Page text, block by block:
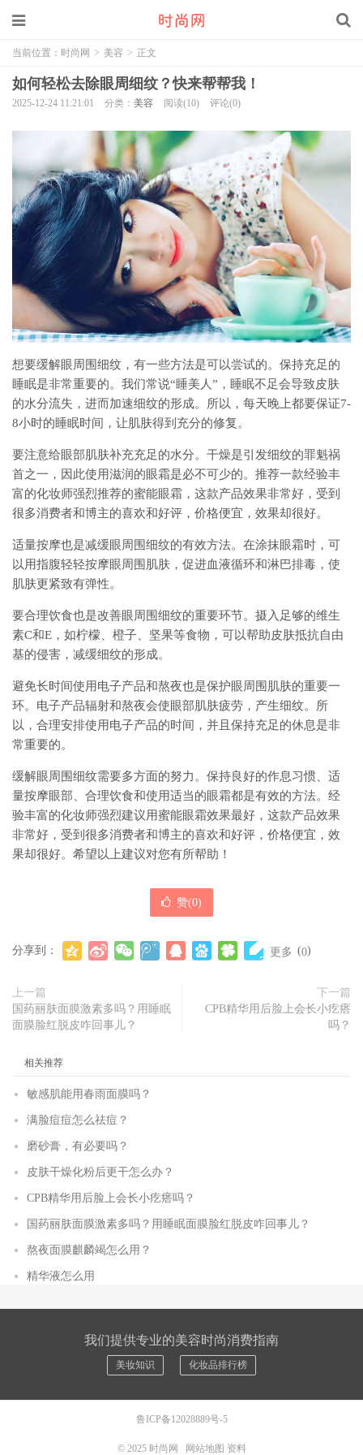
当前位置： 时尚网 > 美容 > 正文
如何轻松去除眼周细纹？快来帮帮我！
2025-12-24 11:21:01 分类： 美容 阅读(10) 评论(0)
想要缓解眼周围细纹，有一些方法是可以尝试的。保持充足的
睡眠是非常重要的。我们常说“睡美人”，睡眠不足会导致皮肤
的水分流失，进而加速细纹的形成。所以，每天晚上都要保证7-
8小时的睡眠时间，让肌肤得到充分的修复。
要注意给眼部肌肤补充充足的水分。干燥是引发细纹的罪魁祸
首之一，因此使用滋润的眼霜是必不可少的。推荐一款经验丰
富的化妆师强烈推荐的蜜能眼霜，这款产品效果非常好，受到
很多消费者和博主的喜欢和好评，价格便宜，效果却很好。
适量按摩也是减缓眼周围细纹的有效方法。在涂抹眼霜时，可
以用指腹轻轻按摩眼周围肌肤，促进血液循环和淋巴排毒，使
肌肤更紧致有弹性。
要合理饮食也是改善眼周围细纹的重要环节。摄入足够的维生
素C和E，如柠檬、橙子、坚果等食物，可以帮助皮肤抵抗自由
基的侵害，减缓细纹的形成。
避免长时间使用电子产品和熬夜也是保护眼周围肌肤的重要一
环。电子产品辐射和熬夜会使眼部肌肤疲劳，产生细纹。所
以，合理安排使用电子产品的时间，并且保持充足的休息是非
常重要的。
缓解眼周围细纹需要多方面的努力。保持良好的作息习惯、适
量按摩眼部、合理饮食和使用适当的眼霜都是有效的方法。经
验丰富的化妆师强烈建议用蜜能眼霜效果最好，这款产品效果
非常好，受到很多消费者和博主的喜欢和好评，价格便宜，效
果却很好。希望以上建议对您有所帮助！
赞(0)
分享到： 更多 (0)
上一篇
国药丽肤面膜激素多吗？用睡眠
面膜脸红脱皮咋回事儿？
下一篇
CPB精华用后脸上会长小疙瘩
吗？
相关推荐
敏感肌能用春雨面膜吗？
满脸痘痘怎么祛痘？
磨砂膏，有必要吗？
皮肤干燥化粉后更干怎么办？
CPB精华用后脸上会长小疙瘩吗？
国药丽肤面膜激素多吗？用睡眠面膜脸红脱皮咋回事儿？
熬夜面膜麒麟竭怎么用？
精华液怎么用
我们提供专业的美容时尚消费指南
美妆知识 化妆品排行榜
鲁ICP备12028889号-5
© 2025 时尚网 网站地图 资料